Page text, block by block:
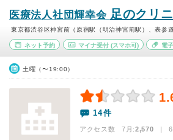
医療法人社団輝幸会 足のクリ
東京都渋谷区神宮前（原宿駅（明治神宮前駅）、表参
ネット予約 マイナ受付(スマホ可) 電
土曜（〜19:00）
14件
アクセス数 7月:2,570 | 6